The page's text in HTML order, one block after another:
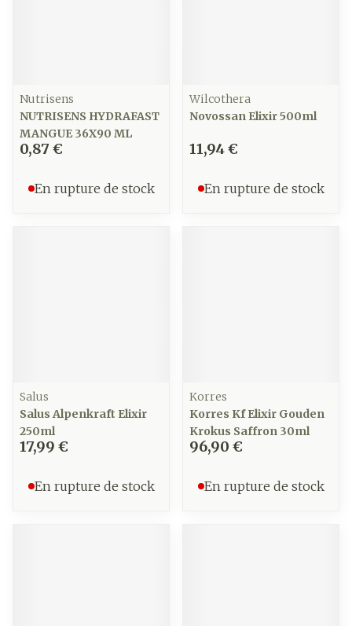
Nutrisens
NUTRISENS HYDRAFAST
MANGUE 36X90 ML
0,87 €
En rupture de stock
Wilcothera
Novossan Elixir 500ml
11,94 €
En rupture de stock
Salus
Salus Alpenkraft Elixir
250ml
17,99 €
En rupture de stock
Korres
Korres Kf Elixir Gouden
Krokus Saffron 30ml
96,90 €
En rupture de stock